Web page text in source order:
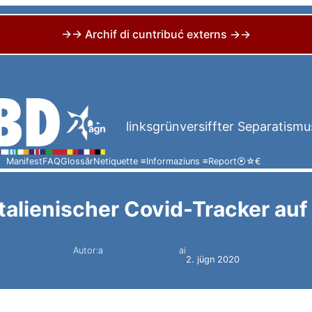
→→ Archif di cuntribuć externs →→
linksgrünversiffter
ManifestFAQGlossârNetiquette ≡Informaziuns ≡Report⦿☆€
Covid-Tracker
Autor:a
ai
2. jügn 2020